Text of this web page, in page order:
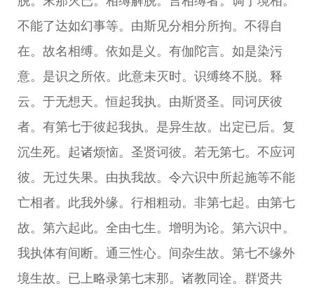
不能了达如幻事等。由斯见分相分所拘。不得自
在。故名相缚。依如是义。有伽陀言。如是染污
意。是识之所依。此意未灭时。识缚终不脱。释
云。于无想天。恒起我执。由斯贤圣。同诃厌彼
者。有第七于彼起我执。是异生故。出定已后。复
沉生死。起诸烦恼。圣贤诃彼。若无第七。不应诃
彼。无过失果。由执我故。令六识中所起施等不能
亡相者。此我外缘。行相粗动。非第七起。由第七
故。第六起此。全由七生。增明为论。第六识中。
我执体有间断。通三性心。间杂生故。第七不缘外
境生故。已上略录第七末那。诸教同诠。群贤共